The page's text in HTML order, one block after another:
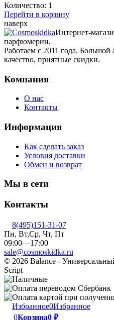
Количество: 1
Перейти в корзину
наверх
Интернет-
парфюмерии.
Работаем с 2011 года. Большой
качество, приятные скидки.
Компания
О нас
Контакты
Информация
Как сделать заказ
Условия доставки
Обмен и возврат
Мы в сети
Контакты
8(495)151-31-07
Пн, Вт,Ср, Чт, Пт
09:00—17:00
sale@cosmoskidka.ru
© 2026 Balance -
Script
Избранное0Избранное
0Корзина0 ₽